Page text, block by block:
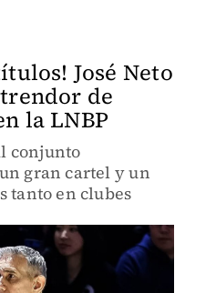
José Neto
de
la LNBP
conjunto
gran cartel y un
tanto en clubes